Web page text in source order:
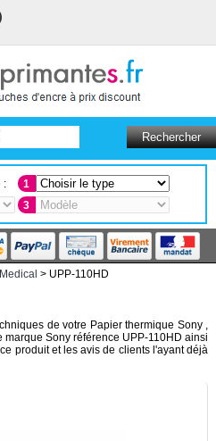
:
1
3
> UPP-110HD
de votre Papier thermique Sony ,
marque Sony référence UPP-110HD ainsi
produit et les avis de clients l'ayant déjà